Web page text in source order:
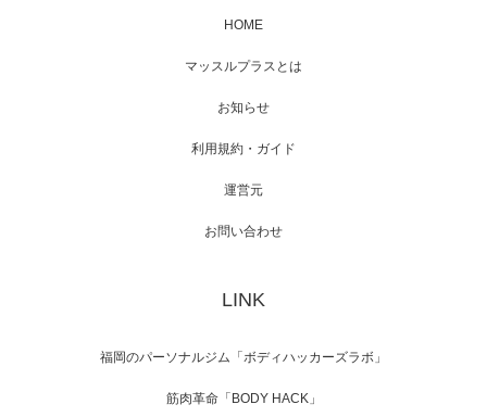
映画「メカバース」舞台挨拶へマッスルプラ
【TV】NHK BS「COOL JAPAN 」にてマッス
「ねとらぼ」さんに…
HOME
マッスルプラスとは
お知らせ
利用規約・ガイド
運営元
お問い合わせ
LINK
福岡のパーソナルジム「ボディハッカーズラボ」
筋肉革命「BODY HACK」